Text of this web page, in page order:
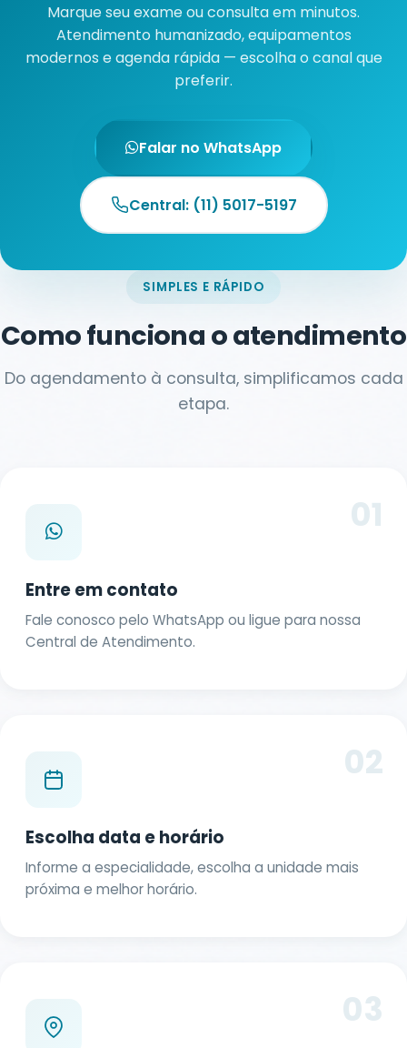
Marque seu exame ou consulta em minutos.
Atendimento humanizado, equipamentos
modernos e agenda rápida — escolha o canal que
preferir.
Falar no WhatsApp
Central: (11) 5017-5197
SIMPLES E RÁPIDO
Como funciona o atendimento
Do agendamento à consulta, simplificamos cada
etapa.
01
Entre em contato
Fale conosco pelo WhatsApp ou ligue para nossa
Central de Atendimento.
02
Escolha data e horário
Informe a especialidade, escolha a unidade mais
próxima e melhor horário.
03